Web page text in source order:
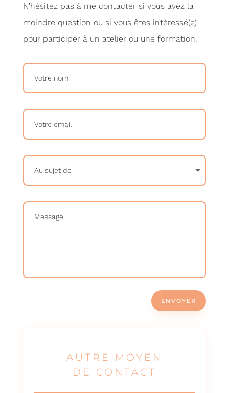
N’hésitez pas à me contacter si vous avez la
moindre question ou si vous êtes intéressé(e)
pour participer à un atelier ou une formation.
ENVOYER
AUTRE MOYEN
DE CONTACT